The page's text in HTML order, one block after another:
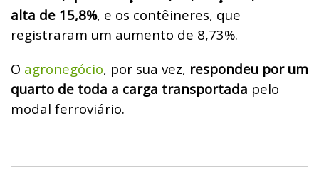
alta de 15,8%, e os contêineres, que
registraram um aumento de 8,73%.
O agronegócio, por sua vez, respondeu por um
quarto de toda a carga transportada pelo
modal ferroviário.